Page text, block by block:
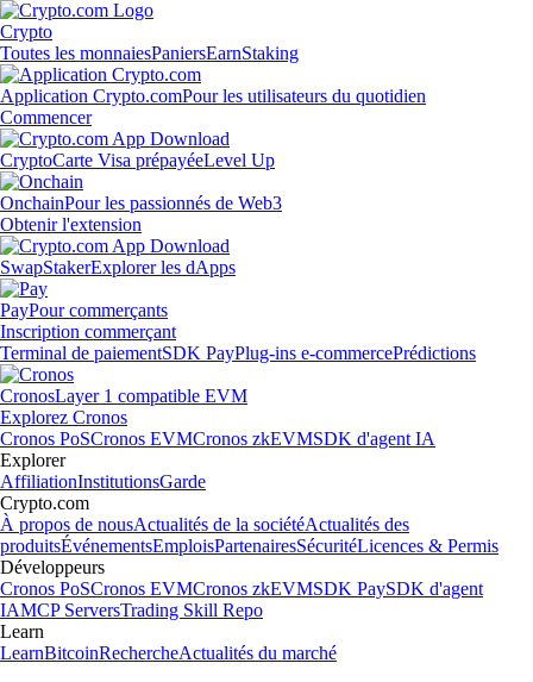
Crypto
Toutes les monnaiesPaniersEarnStaking
Application Crypto.comPour les utilisateurs du quotidien
Commencer
CryptoCarte Visa prépayéeLevel Up
OnchainPour les passionnés de Web3
Obtenir l'extension
SwapStakerExplorer les dApps
PayPour commerçants
Inscription commerçant
Terminal de paiementSDK PayPlug-ins e-commercePrédictions
CronosLayer 1 compatible EVM
Explorez Cronos
Cronos PoSCronos EVMCronos zkEVMSDK d'agent IA
Explorer
AffiliationInstitutionsGarde
Crypto.com
À propos de nousActualités de la sociétéActualités des
produitsÉvénementsEmploisPartenairesSécuritéLicences & Permis
Développeurs
Cronos PoSCronos EVMCronos zkEVMSDK PaySDK d'agent
IAMCP ServersTrading Skill Repo
Learn
LearnBitcoinRechercheActualités du marché